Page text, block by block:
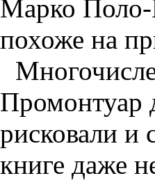
Марко Поло-
похоже на
Промонтуар
рисковали и
книге даже